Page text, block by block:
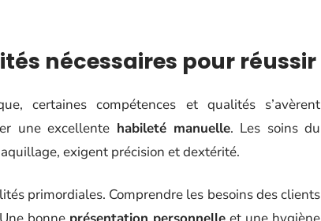
nécessaires pour réussir
certaines compétences et qualités s’avèrent
une excellente habileté manuelle. Les soins du
exigent précision et dextérité.
primordiales. Comprendre les besoins des clients